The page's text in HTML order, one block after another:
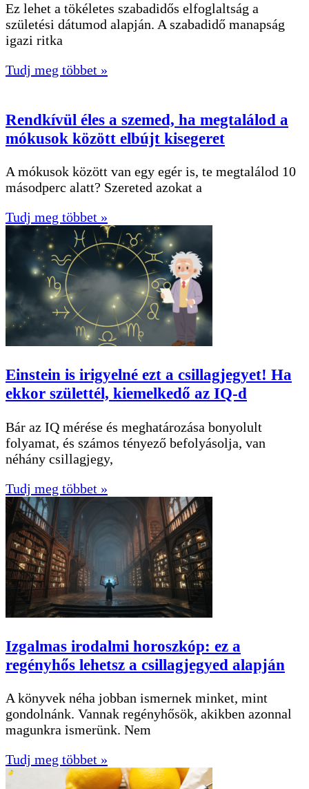
Ez lehet a tökéletes szabadidős elfoglaltság a
születési dátumod alapján. A szabadidő manapság
igazi ritka
Tudj meg többet »
Rendkívül éles a szemed, ha megtalálod a
mókusok között elbújt kisegeret
A mókusok között van egy egér is, te megtalálod 10
másodperc alatt? Szereted azokat a
Tudj meg többet »
Einstein is irigyelné ezt a csillagjegyet! Ha
ekkor születtél, kiemelkedő az IQ-d
Bár az IQ mérése és meghatározása bonyolult
folyamat, és számos tényező befolyásolja, van
néhány csillagjegy,
Tudj meg többet »
Izgalmas irodalmi horoszkóp: ez a
regényhős lehetsz a csillagjegyed alapján
A könyvek néha jobban ismernek minket, mint
gondolnánk. Vannak regényhősök, akikben azonnal
magunkra ismerünk. Nem
Tudj meg többet »